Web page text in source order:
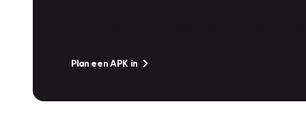
Plan een APK in